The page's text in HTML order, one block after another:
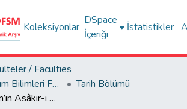
Koleksiyonlar
DSpace
İçeriği
İstatistikler
/ Faculties
İnsan ve Toplum Bilimleri Fakültesi / Faculty of Humanities and Social Sciences
Tarih Bölümü
Evlâd-ı Fâtihân’ın Asâkir-i Mansûre-i Muhammediyye Ordusuna İlhakı İçin Yapılan Çalışmalar